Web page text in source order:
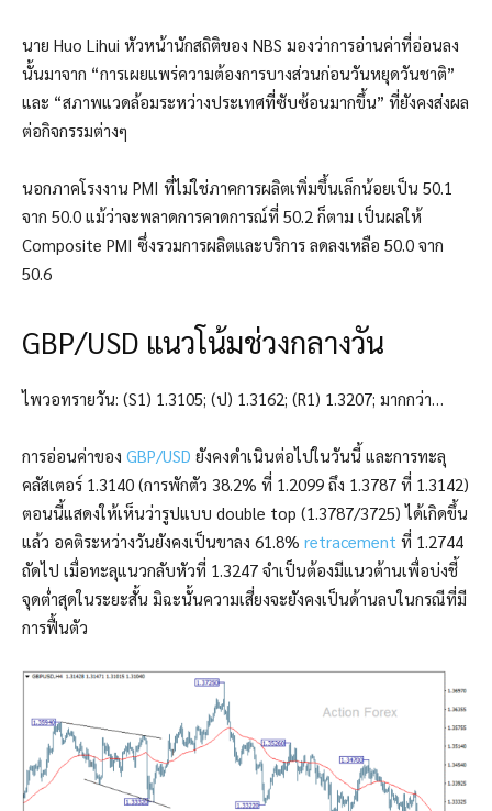
นาย Huo Lihui หัวหน้านักสถิติของ NBS มองว่าการอ่านค่าที่อ่อนลง
นั้นมาจาก “การเผยแพร่ความต้องการบางส่วนก่อนวันหยุดวันชาติ”
และ “สภาพแวดล้อมระหว่างประเทศที่ซับซ้อนมากขึ้น” ที่ยังคงส่งผล
ต่อกิจกรรมต่างๆ
นอกภาคโรงงาน PMI ที่ไม่ใช่ภาคการผลิตเพิ่มขึ้นเล็กน้อยเป็น 50.1
จาก 50.0 แม้ว่าจะพลาดการคาดการณ์ที่ 50.2 ก็ตาม เป็นผลให้
Composite PMI ซึ่งรวมการผลิตและบริการ ลดลงเหลือ 50.0 จาก
50.6
GBP/USD แนวโน้มช่วงกลางวัน
ไพวอทรายวัน: (S1) 1.3105; (ป) 1.3162; (R1) 1.3207; มากกว่า…
การอ่อนค่าของ GBP/USD ยังคงดำเนินต่อไปในวันนี้ และการทะลุ
คลัสเตอร์ 1.3140 (การพักตัว 38.2% ที่ 1.2099 ถึง 1.3787 ที่ 1.3142)
ตอนนี้แสดงให้เห็นว่ารูปแบบ double top (1.3787/3725) ได้เกิดขึ้น
แล้ว อคติระหว่างวันยังคงเป็นขาลง 61.8% retracement ที่ 1.2744
ถัดไป เมื่อทะลุแนวกลับหัวที่ 1.3247 จำเป็นต้องมีแนวต้านเพื่อบ่งชี้
จุดต่ำสุดในระยะสั้น มิฉะนั้นความเสี่ยงจะยังคงเป็นด้านลบในกรณีที่มี
การฟื้นตัว